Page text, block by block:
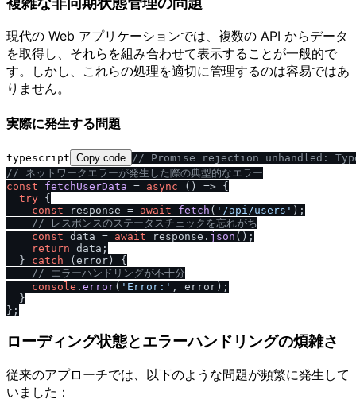
現代の Web アプリケーションでは、複数の API からデータ
を取得し、それらを組み合わせて表示することが一般的で
す。しかし、これらの処理を適切に管理するのは容易ではあ
りません。
実際に発生する問題
typescript Copy code / / Promise rejection unhandled:
/ / ネットワークエラーが発生した際の典型的なエラー
const
fetchUserData = async ( ) => {
try {
const response = await fetch ( ' /api /users' );
/ / レスポンスのステータスチェックを忘れがち
const data = await response. json ();
return data;
  }
catch (error) {
/ / エラーハンドリングが不十分
console . error( 'Error:' , error);
  }
ローディング状態とエラーハンドリングの煩雑さ
従来のアプローチでは、以下のような問題が頻繁に発生して
いました：